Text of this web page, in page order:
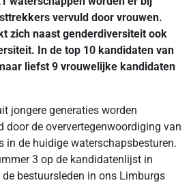
vervuld door vrouwen.
zich naast genderdiversiteit ook
In de top 10 kandidaten van
liefst 9 vrouwelijke kandidaten
jongere generaties worden
door de oververtegenwoordiging van
in de huidige waterschapsbesturen.
3 op de kandidatenlijst in
bestuursleden in ons Limburgs